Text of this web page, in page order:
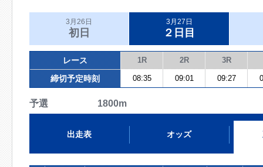
3月26日
初日
3月27日
２日目
レース 1R 2R 3R
締切予定時刻 08:35 09:01 09:27
予選 1800m
出走表 オッズ